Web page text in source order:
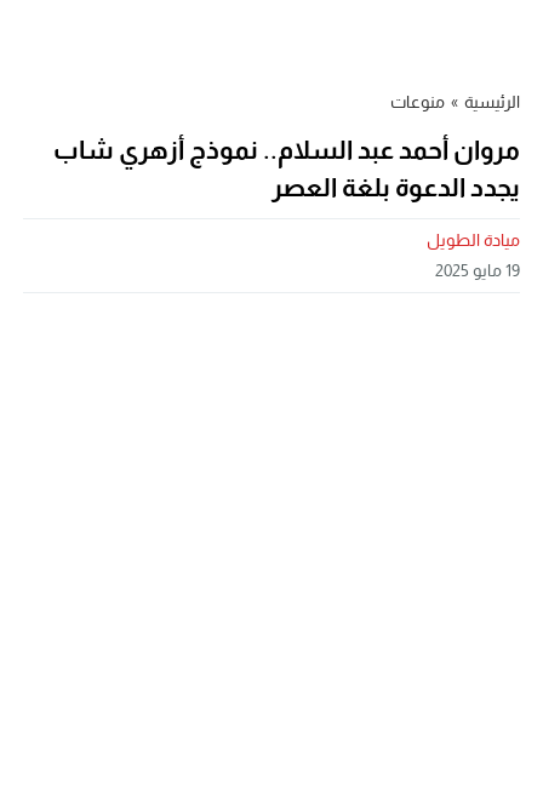
الرئيسية » منوعات
مروان أحمد عبد السلام.. نموذج أزهري شاب
يجدد الدعوة بلغة العصر
ميادة الطويل
19 مايو 2025